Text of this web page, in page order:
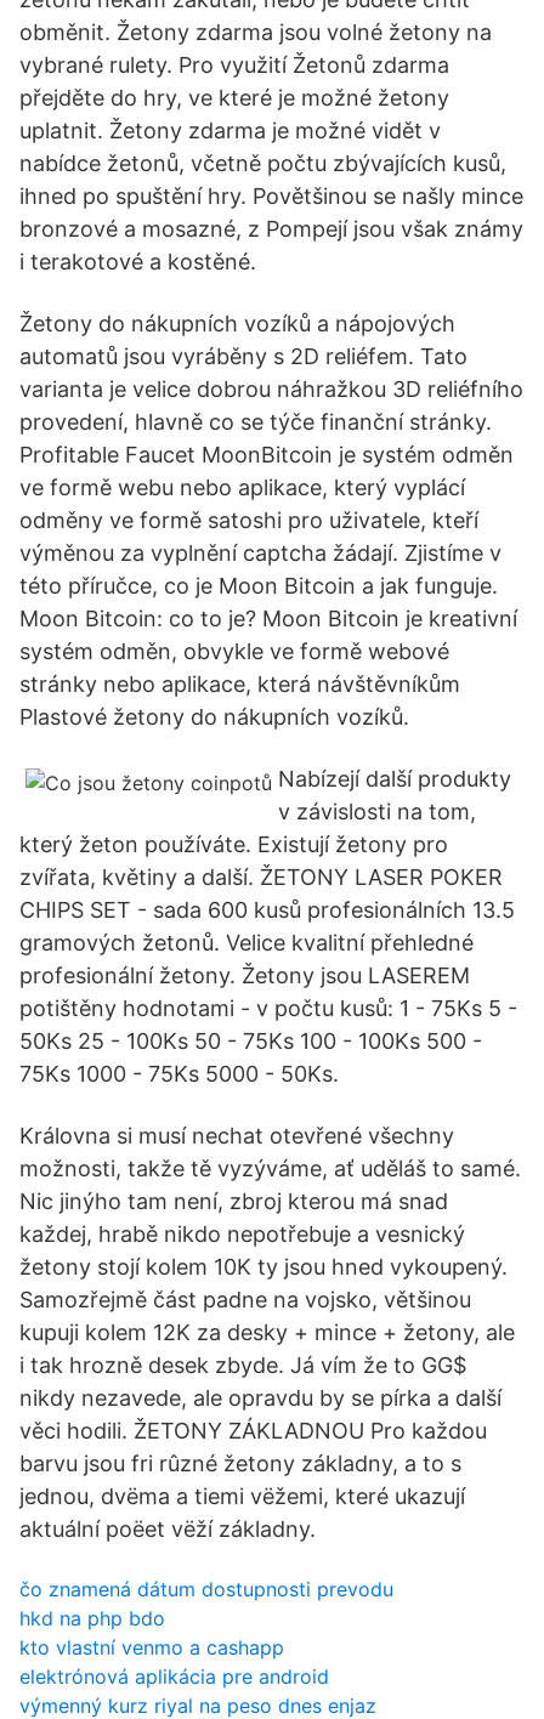
obměnit. Žetony zdarma jsou volné žetony na
vybrané rulety. Pro využití Žetonů zdarma
přejděte do hry, ve které je možné žetony
uplatnit. Žetony zdarma je možné vidět v
nabídce žetonů, včetně počtu zbývajících kusů,
ihned po spuštění hry. Povětšinou se našly mince
bronzové a mosazné, z Pompejí jsou však známy
i terakotové a kostěné.
Žetony do nákupních vozíků a nápojových
automatů jsou vyráběny s 2D reliéfem. Tato
varianta je velice dobrou náhražkou 3D reliéfního
provedení, hlavně co se týče finanční stránky.
Profitable Faucet MoonBitcoin je systém odměn
ve formě webu nebo aplikace, který vyplácí
odměny ve formě satoshi pro uživatele, kteří
výměnou za vyplnění captcha žádají. Zjistíme v
této příručce, co je Moon Bitcoin a jak funguje.
Moon Bitcoin: co to je? Moon Bitcoin je kreativní
systém odměn, obvykle ve formě webové
stránky nebo aplikace, která návštěvníkům
Plastové žetony do nákupních vozíků.
Nabízejí další produkty
v závislosti na tom,
který žeton používáte. Existují žetony pro
zvířata, květiny a další. ŽETONY LASER POKER
CHIPS SET - sada 600 kusů profesionálních 13.5
gramových žetonů. Velice kvalitní přehledné
profesionální žetony. Žetony jsou LASEREM
potištěny hodnotami - v počtu kusů: 1 - 75Ks 5 -
50Ks 25 - 100Ks 50 - 75Ks 100 - 100Ks 500 -
75Ks 1000 - 75Ks 5000 - 50Ks.
Královna si musí nechat otevřené všechny
možnosti, takže tě vyzýváme, ať uděláš to samé.
Nic jinýho tam není, zbroj kterou má snad
každej, hrabě nikdo nepotřebuje a vesnický
žetony stojí kolem 10K ty jsou hned vykoupený.
Samozřejmě část padne na vojsko, většinou
kupuji kolem 12K za desky + mince + žetony, ale
i tak hrozně desek zbyde. Já vím že to GG$
nikdy nezavede, ale opravdu by se pírka a další
věci hodili. ŽETONY ZÁKLADNOU Pro každou
barvu jsou fri rûzné žetony základny, a to s
jednou, dvëma a tiemi vëžemi, které ukazují
aktuální poëet vëží základny.
čo znamená dátum dostupnosti prevodu
hkd na php bdo
kto vlastní venmo a cashapp
elektrónová aplikácia pre android
výmenný kurz riyal na peso dnes enjaz